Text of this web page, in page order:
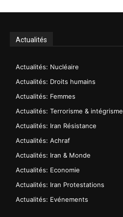
Actualités
Actualités: Nucléaire
Actualités: Droits humains
Actualités: Femmes
Actualités: Terrorisme & intégrisme
Actualités: Iran Résistance
Actualités: Achraf
Actualités: Iran & Monde
Actualités: Economie
Actualités: Iran Protestations
Actualités: Evénements